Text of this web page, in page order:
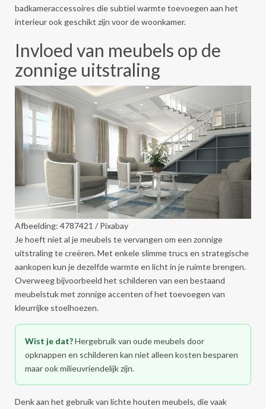
badkameraccessoires die subtiel warmte toevoegen aan het
interieur ook geschikt zijn voor de woonkamer.
Invloed van meubels op de
zonnige uitstraling
Afbeelding: 4787421 / Pixabay
Je hoeft niet al je meubels te vervangen om een zonnige
uitstraling te creëren. Met enkele slimme trucs en strategische
aankopen kun je dezelfde warmte en licht in je ruimte brengen.
Overweeg bijvoorbeeld het schilderen van een bestaand
meubelstuk met zonnige accenten of het toevoegen van
kleurrijke stoelhoezen.
Wist je dat?Hergebruik van oude meubels door
opknappen en schilderen kan niet alleen kosten besparen
maar ook milieuvriendelijk zijn.
Denk aan het gebruik van lichte houten meubels, die vaak